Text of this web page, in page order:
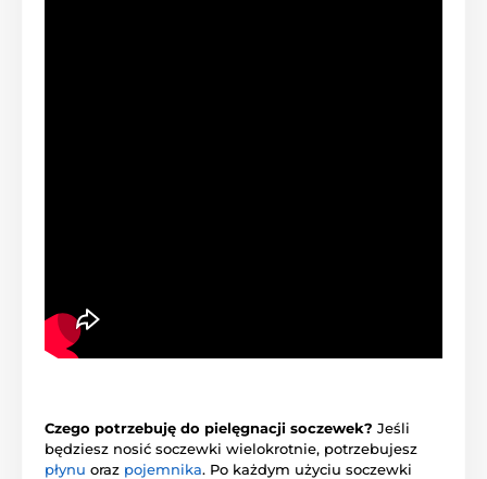
Czego potrzebuję do pielęgnacji soczewek? Jeśli
będziesz nosić soczewki wielokrotnie, potrzebujesz
płynu oraz pojemnika. Po każdym użyciu soczewki